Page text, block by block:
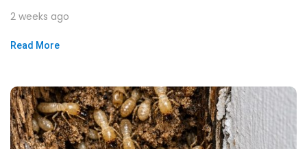
2 weeks ago
Read More